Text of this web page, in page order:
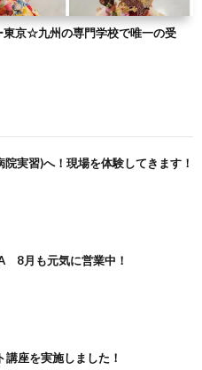
東京☆九州の専門学校で唯一の受
実習)へ！現場を体験してきます！
8月も元気に営業中！
座を実施しました！